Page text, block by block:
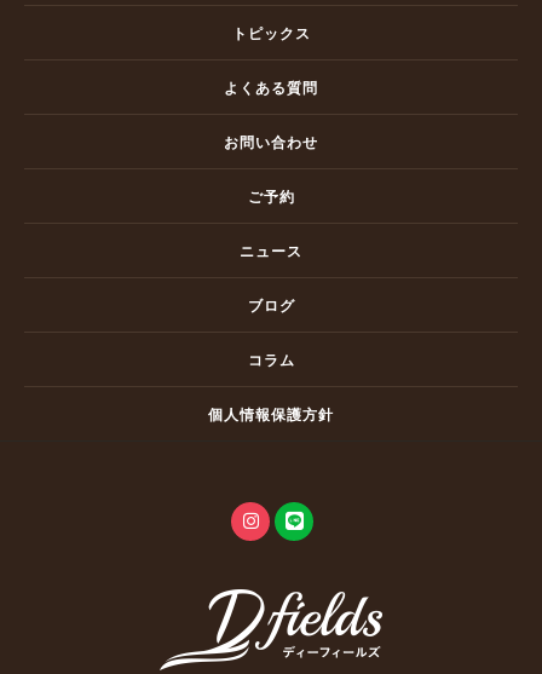
トピックス
よくある質問
お問い合わせ
ご予約
ニュース
ブログ
コラム
個人情報保護方針